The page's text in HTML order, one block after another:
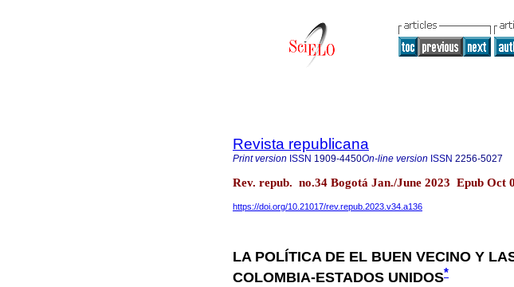
Revista republicana
Print version ISSN 1909-4450On-line version ISSN 2256-5027
Rev. repub. no.34 Bogotá Jan./June 2023 Epub Oct
https://doi.org/10.21017/rev.repub.2023.v34.a136
LA POLÍTICA DE EL BUEN VECINO Y
COLOMBIA-ESTADOS UNIDOS*